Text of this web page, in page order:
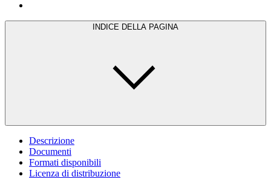
INDICE DELLA PAGINA
Descrizione
Documenti
Formati disponibili
Licenza di distribuzione